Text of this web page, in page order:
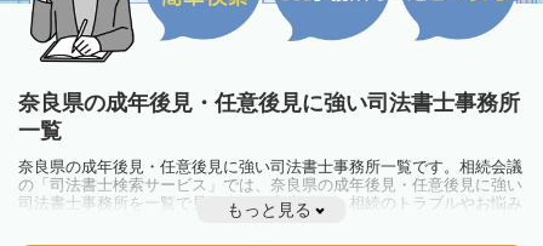
奈良県の成年後見・任意後見に強い司法書士事務所
一覧
奈良県の成年後見・任意後見に強い司法書士事務所一覧です。相続会議
の「司法書士検索サービス」では、奈良県の成年後見・任意後見に強い
司法書士事務所を一覧で見ることが出来ます。相続のトラブルやお悩み
を抱えている方は一度近隣の司法書士に相談してみましょう。
もっと見る